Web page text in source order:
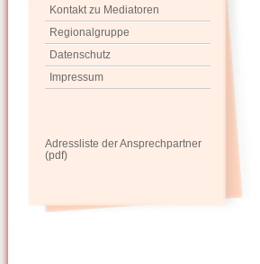
Kontakt zu Mediatoren
Regionalgruppe
Datenschutz
Impressum
Adressliste der Ansprechpartner
(pdf)